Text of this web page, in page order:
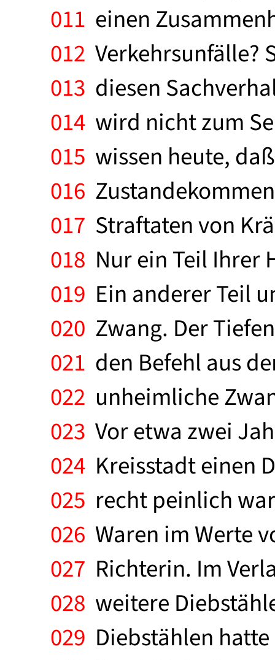
011 einen
012 Verkehrsunfälle?
013 diesen
014 wird nicht zum
015 wissen heute,
016
017 Straftaten von
018 Nur ein Teil Ihrer
019 Ein anderer Teil
020 Zwang. Der
021 den Befehl aus
022 unheimliche
023 Vor etwa zwei
024 Kreisstadt einen
025 recht peinlich
026 Waren im Werte
027 Richterin. Im
028 weitere
029 Diebstählen